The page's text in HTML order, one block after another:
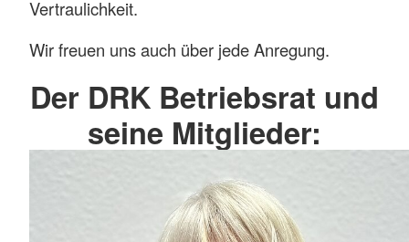
Vertraulichkeit.
Wir freuen uns auch über jede Anregung.
Der DRK Betriebsrat und
seine Mitglieder: